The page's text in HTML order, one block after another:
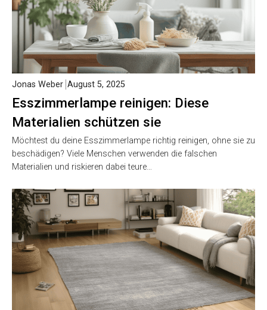
Esszimmerlampe reinigen: Diese
Materialien schützen sie
Jonas Weber August 5, 2025
Möchtest du deine Esszimmerlampe richtig reinigen, ohne sie zu
beschädigen? Viele Menschen verwenden die falschen
Materialien und riskieren dabei teure…